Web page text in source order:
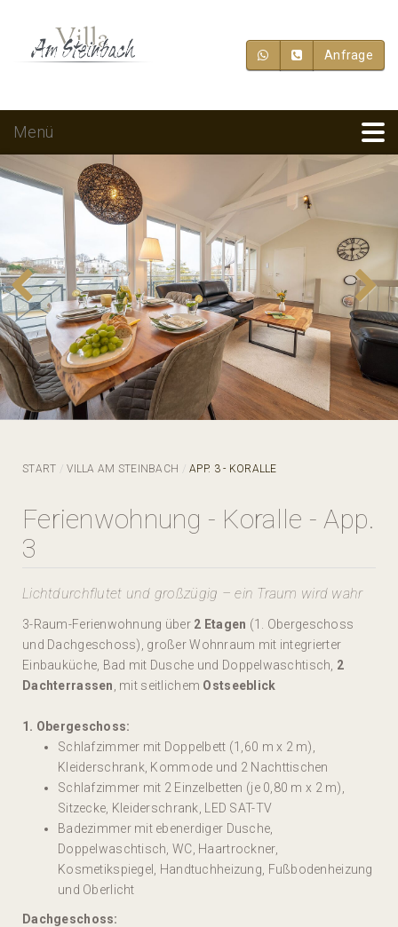
Anfrage
Menü
Previous Next
START VILLA AM STEINBACH APP. 3 - KORALLE
Ferienwohnung - Koralle - App.
3
Lichtdurchflutet und großzügig – ein Traum wird wahr
3-Raum-Ferienwohnung über 2 Etagen (1. Obergeschoss
und Dachgeschoss), großer Wohnraum mit integrierter
Einbauküche, Bad mit Dusche und Doppelwaschtisch, 2
Dachterrassen , mit seitlichem Ostseeblick
1. Obergeschoss:
Schlafzimmer mit Doppelbett (1,60 m x 2 m),
Kleiderschrank, Kommode und 2 Nachttischen
Schlafzimmer mit 2 Einzelbetten (je 0,80 m x 2 m),
Sitzecke, Kleiderschrank, LED SAT-TV
Badezimmer mit ebenerdiger Dusche,
Doppelwaschtisch, WC, Haartrockner,
Kosmetikspiegel, Handtuchheizung, Fußbodenheizung
und Oberlicht
Dachgeschoss: